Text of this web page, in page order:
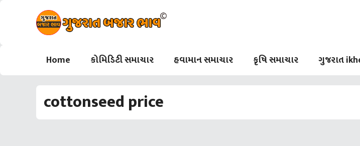
Skip
Home કોમિડિટી સમાચાર હવામાન સમાચાર કૃષિ સમાચાર ગુજરાત
cottonseed price